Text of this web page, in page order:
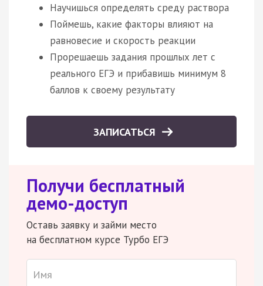
Научишься определять среду раствора
Поймешь, какие факторы влияют на
равновесие и скорость реакции
Прорешаешь задания прошлых лет с
реального ЕГЭ и прибавишь минимум 8
баллов к своему результату
ЗАПИСАТЬСЯ
Получи бесплатный
демо-доступ
Оставь заявку и займи место
на бесплатном курсе Турбо ЕГЭ